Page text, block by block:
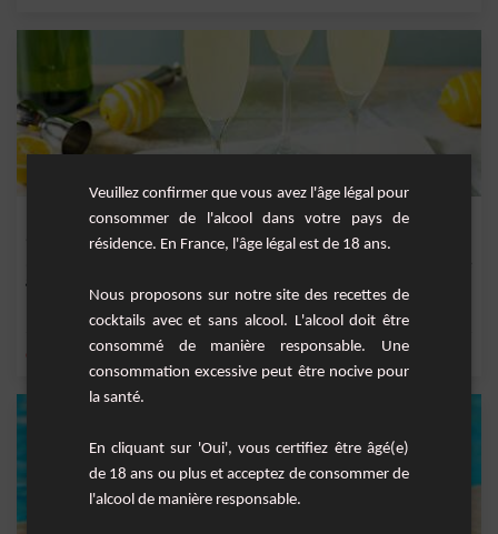
French 75
citron ,citron jaune, jus de citron jaune ,sucre
Veuillez confirmer que vous avez l'âge légal pour
consommer de l'alcool dans votre pays de
résidence. En France, l'âge légal est de 18 ans.
Nous proposons sur notre site des recettes de
cocktails avec et sans alcool. L'alcool doit être
consommé de manière responsable. Une
consommation excessive peut être nocive pour
la santé.
En cliquant sur 'Oui', vous certifiez être âgé(e)
de 18 ans ou plus et acceptez de consommer de
l'alcool de manière responsable.